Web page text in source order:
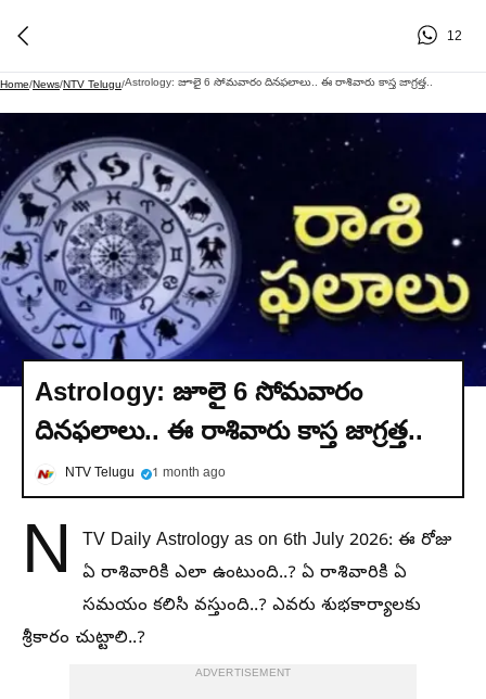
12
Home/News/NTV Telugu/Astrology: జూలై 6 సోమవారం దినఫలాలు.. ఈ రాశివారు కాస్త జాగ్రత్త..
Astrology: జూలై 6 సోమవారం
దినఫలాలు.. ఈ రాశివారు కాస్త జాగ్రత్త..
NTV Telugu 1 month ago
N
TV Daily Astrology as on 6th July 2026: ఈ రోజు
ఏ రాశివారికి ఎలా ఉంటుంది..? ఏ రాశివారికి ఏ
సమయం కలిసి వస్తుంది..? ఎవరు శుభకార్యాలకు
శ్రీకారం చుట్టాలి..?
ADVERTISEMENT